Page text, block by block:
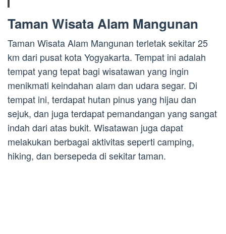
Taman Wisata Alam Mangunan
Taman Wisata Alam Mangunan terletak sekitar 25
km dari pusat kota Yogyakarta. Tempat ini adalah
tempat yang tepat bagi wisatawan yang ingin
menikmati keindahan alam dan udara segar. Di
tempat ini, terdapat hutan pinus yang hijau dan
sejuk, dan juga terdapat pemandangan yang sangat
indah dari atas bukit. Wisatawan juga dapat
melakukan berbagai aktivitas seperti camping,
hiking, dan bersepeda di sekitar taman.